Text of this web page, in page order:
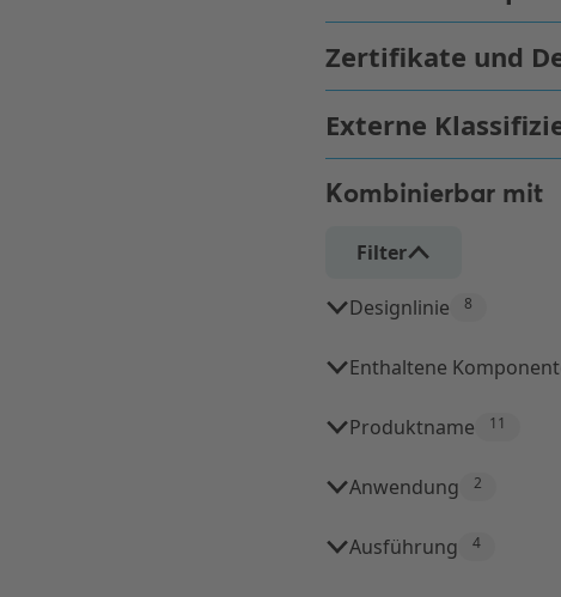
Kombinierbar mit